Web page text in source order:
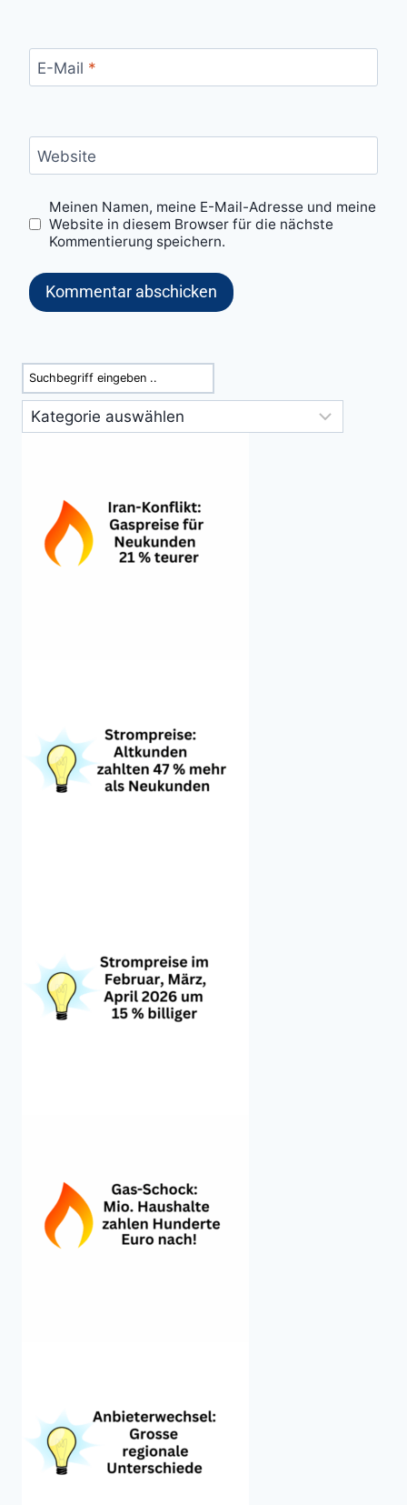
E-Mail *
Website
Meinen Namen, meine E-Mail-Adresse und meine
Website in diesem Browser für die nächste
Kommentierung speichern.
Suchen
Kategorien